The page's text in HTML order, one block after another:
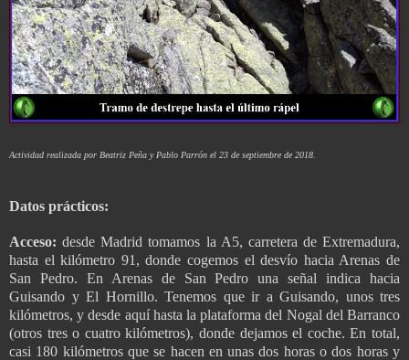
Actividad realizada por Beatriz Peña y Pablo Parrón el 23 de septiembre de 2018.
Datos prácticos:
Acceso: desde Madrid tomamos la A5, carretera de Extremadura,
hasta el kilómetro 91, donde cogemos el desvío hacia Arenas de
San Pedro. En Arenas de San Pedro una señal indica hacia
Guisando y El Hornillo. Tenemos que ir a Guisando, unos tres
kilómetros, y desde aquí hasta la plataforma del Nogal del Barranco
(otros tres o cuatro kilómetros), donde dejamos el coche. En total,
casi 180 kilómetros que se hacen en unas dos horas o dos horas y